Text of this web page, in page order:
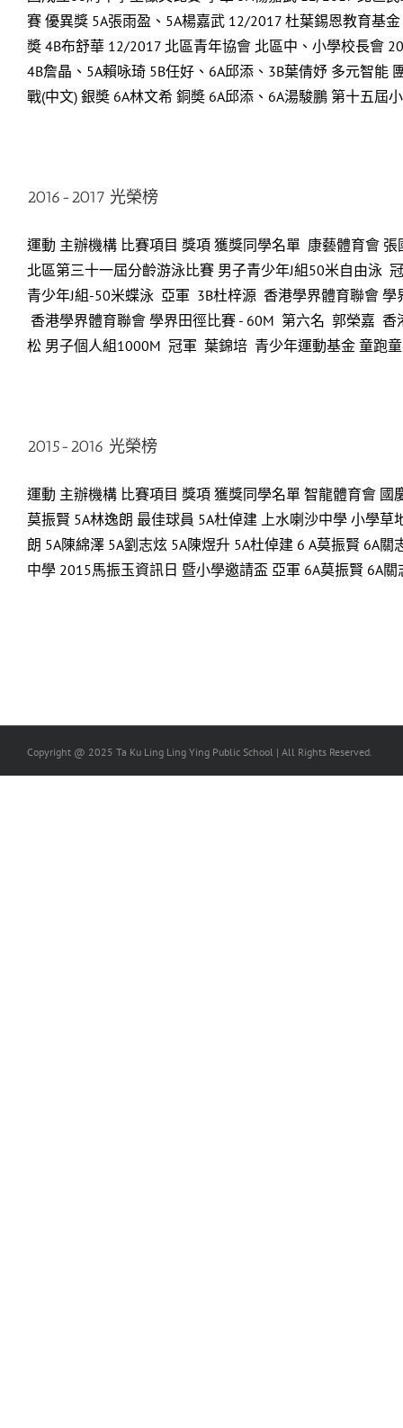
賽 優異獎 5A張雨盈、5A楊嘉武 12/2017 杜葉錫恩教育基
奬 4B布舒華 12/2017 北區青年協會 北區中、小學校長會
4B詹晶、5A賴咏琦 5B任好、6A邱添、3B葉倩妤 多元智
戰(中文) 銀奬 6A林文希 銅奬 6A邱添、6A湯駿鵬 第十五屆
2016-2017 光榮榜
運動 主辦機構 比賽項目 獎項 獲獎同學名單 康藝體育會
北區第三十一屆分齡游泳比賽 男子青少年J組50米自由泳
青少年J組-50米蝶泳 亞軍 3B杜梓源 香港學界體育聯會
香港學界體育聯會 學界田徑比賽 - 60M 第六名 郭榮嘉
松 男子個人組1000M 冠軍 葉錦培 青少年運動基金 童跑
2015-2016 光榮榜
運動 主辦機構 比賽項目 獎項 獲獎同學名單 智龍體育會 國
莫振賢 5A林逸朗 最佳球員 5A杜倬建 上水喇沙中學 小學
朗 5A陳綿澤 5A劉志炫 5A陳煜升 5A杜倬建 6 A莫振賢 6A
中學 2015馬振玉資訊日 暨小學邀請盃 亞軍 6A莫振賢 6A
Copyright @ 2025 Ta Ku Ling Ling Ying Public School | All Rights Reserved.